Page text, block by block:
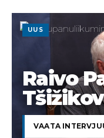
UUS
Raivo
Tšižikov
VAATA